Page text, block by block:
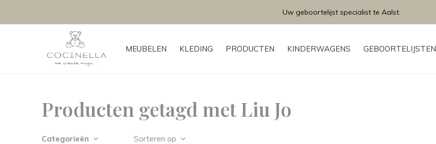
MEUBELEN KLEDING PRODUCTEN KINDERWAGENS GEBOORTELIJSTEN
Uw geboortelijst specialist te Aalst.
Producten getagd met Liu Jo
Categorieën Sorteren op